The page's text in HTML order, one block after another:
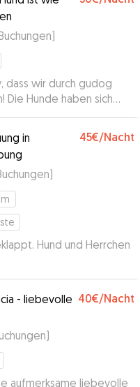
)
dass wir durch gudog
vertraut verhalten. Wir
und süße
uns während unserer
machen müssen.
Art färbt auf die
Dank und
”
in
45€/Nacht
)
Hund und Herrchen
- liebevolle 40€/Nacht
)
aufmerksame liebevolle